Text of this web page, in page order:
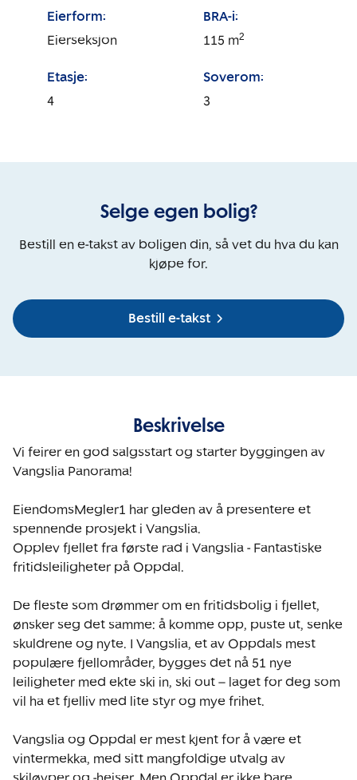
Eierform:
Eierseksjon
BRA-i:
115 m2
Etasje:
4
Soverom:
3
Selge egen bolig?
Bestill en e-takst av boligen din, så vet du hva du kan
kjøpe for.
Bestill e-takst
Beskrivelse
Vi feirer en god salgsstart og starter byggingen av
Vangslia Panorama!
EiendomsMegler1 har gleden av å presentere et
spennende prosjekt i Vangslia.
Opplev fjellet fra første rad i Vangslia - Fantastiske
fritidsleiligheter på Oppdal.
De fleste som drømmer om en fritidsbolig i fjellet,
ønsker seg det samme: å komme opp, puste ut, senke
skuldrene og nyte. I Vangslia, et av Oppdals mest
populære fjellområder, bygges det nå 51 nye
leiligheter med ekte ski in, ski out – laget for deg som
vil ha et fjelliv med lite styr og mye frihet.
Vangslia og Oppdal er mest kjent for å være et
vintermekka, med sitt mangfoldige utvalg av